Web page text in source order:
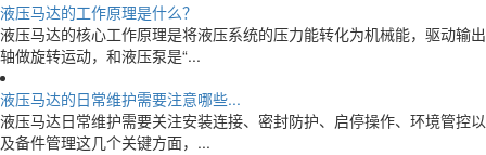
液压马达的工作原理是什么？
液压马达的核心工作原理是将液压系统的压力能转化为机械能，驱动输出
轴做旋转运动，和液压泵是“...
液压马达的日常维护需要注意哪些...
液压马达日常维护需要关注安装连接、密封防护、启停操作、环境管控以
及备件管理这几个关键方面，...